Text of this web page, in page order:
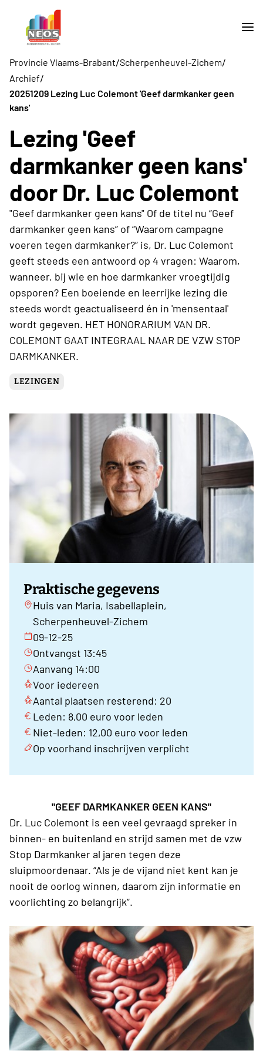
Provincie Vlaams-Brabant/Scherpenheuvel-Zichem/
Archief/
20251209 Lezing Luc Colemont 'Geef darmkanker geen
kans'
Lezing 'Geef
darmkanker geen kans'
door Dr. Luc Colemont
"Geef darmkanker geen kans" Of de titel nu “Geef
darmkanker geen kans” of “Waarom campagne
voeren tegen darmkanker?” is, Dr. Luc Colemont
geeft steeds een antwoord op 4 vragen: Waarom,
wanneer, bij wie en hoe darmkanker vroegtijdig
opsporen? Een boeiende en leerrijke lezing die
steeds wordt geactualiseerd én in 'mensentaal'
wordt gegeven. HET HONORARIUM VAN DR.
COLEMONT GAAT INTEGRAAL NAAR DE VZW STOP
DARMKANKER.
LEZINGEN
Praktische gegevens
Huis van Maria, Isabellaplein,
Scherpenheuvel-Zichem
09-12-25
Ontvangst 13:45
Aanvang 14:00
Voor iedereen
Aantal plaatsen resterend: 20
Leden: 8,00 euro voor leden
Niet-leden: 12,00 euro voor leden
Op voorhand inschrijven verplicht
"GEEF DARMKANKER GEEN KANS"
Dr. Luc Colemont is een veel gevraagd spreker in
binnen- en buitenland en strijd samen met de vzw
Stop Darmkanker al jaren tegen deze
sluipmoordenaar. “Als je de vijand niet kent kan je
nooit de oorlog winnen, daarom zijn informatie en
voorlichting zo belangrijk”.